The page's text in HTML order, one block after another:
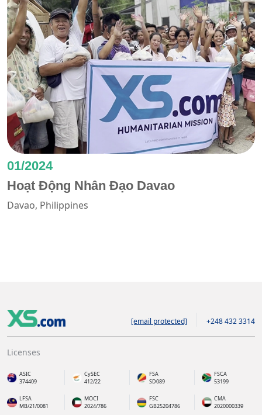
01/2024
Hoạt Động Nhân Đạo Davao
Davao, Philippines
[email protected] +248 432 3314
Licenses
ASIC
374409
CySEC
412/22
FSA
SD089
FSCA
53199
LFSA
MB/21/0081
MOCI
2024/786
FSC
GB25204786
CMA
2020000339